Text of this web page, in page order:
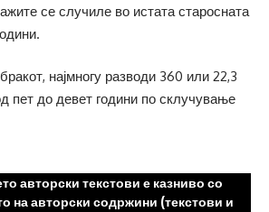
се случиле во истата старосната
најмногу разводи 360 или 22,3
пет до девет години по склучување
авторски текстови е казниво со
на авторски содржини (текстови и